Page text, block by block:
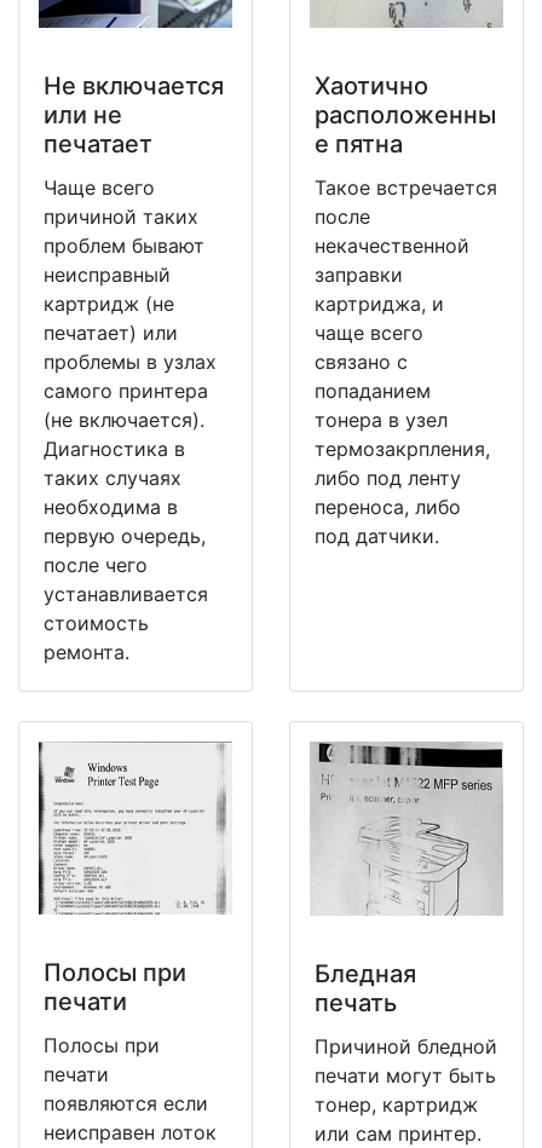
Не включается
или не
печатает
Чаще всего
причиной таких
проблем бывают
неисправный
картридж (не
печатает) или
проблемы в узлах
самого принтера
(не включается).
Диагностика в
таких случаях
необходима в
первую очередь,
после чего
устанавливается
стоимость
ремонта.
Хаотично
расположенны
е пятна
Такое встречается
после
некачественной
заправки
картриджа, и
чаще всего
связано с
попаданием
тонера в узел
термозакрпления,
либо под ленту
переноса, либо
под датчики.
Полосы при
печати
Полосы при
печати
появляются если
неисправен лоток
Бледная
печать
Причиной бледной
печати могут быть
тонер, картридж
или сам принтер.